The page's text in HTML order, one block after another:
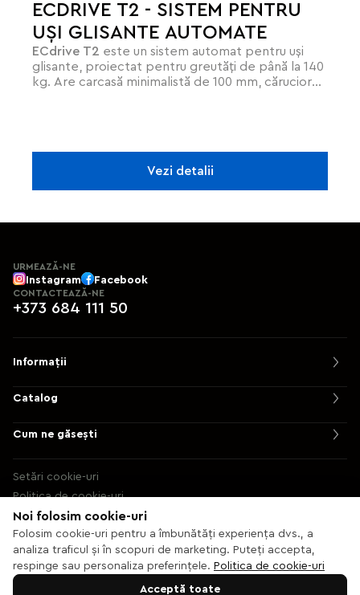
ECDRIVE T2 - SISTEM PENTRU
UȘI GLISANTE AUTOMATE
ECdrive T2
glisante, proiectat pentru greutăți de până la 140
kg. Are carcasă minimalistă de 100 mm, cărucior
Vezi detalii
URMEAZĂ-NE
Instagram Facebook
CONTACTEAZĂ-NE
+373 684 111 50
Informații
Catalog
Cum ne găsești
Setări cookie-uri
Politica de cookie-uri
© 2013 – 2026 Ecaterix SRL
Noi folosim cookie-uri
Folosim cookie-uri pentru a îmbunătăți experiența dvs., a
analiza traficul și în scopuri de marketing. Puteți accepta,
respinge sau personaliza preferințele. Politica de cookie-uri
Acceptă toate